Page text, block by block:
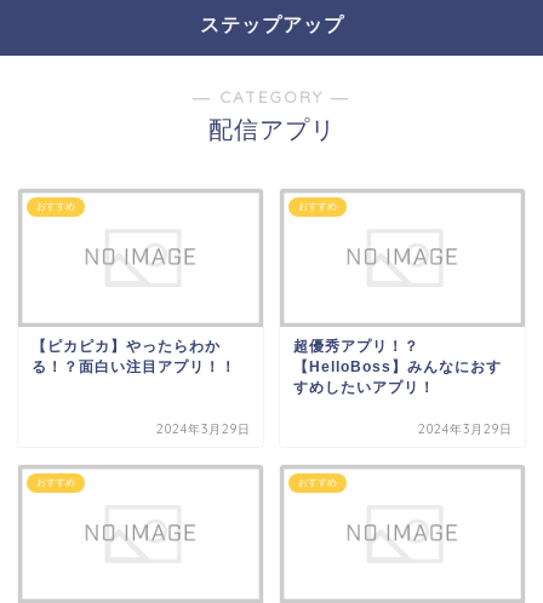
ステップアップ
― CATEGORY ―
配信アプリ
おすすめ
【ピカピカ】やったらわか
る！？面白い注目アプリ！！
2024年3月29日
おすすめ
超優秀アプリ！？
【HelloBoss】みんなにおす
すめしたいアプリ！
2024年3月29日
おすすめ おすすめ